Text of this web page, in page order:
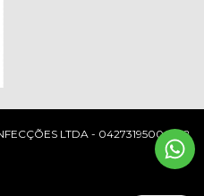
LTDA - 04273195000102